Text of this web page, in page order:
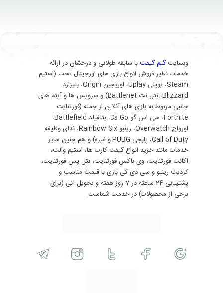
وبسایت گیم گیفتبا سابقه طولانی و درخشان در ارائه
خدمات نظیر فروش انواع بازی های اورجینال تحت (استیم
Steam، یوپلی Uplay، اوریجین Origin، بلیزارد
Blizzard، بتل نت Battlenet) و سرویس ها و آیتم های
جانبی مربوط به بازی های آنلاین از جمله (فورتنایت
Fortnite، سی اس گو Cs Go، بتلفیلد Battlefield،
اورواچ Overwatch، رینبو Rainbow Six، ندای وظیفه
Call of Duty، پابجی PUBG و غیره) و هم چنین سایر
خدمات مانند خرید انواع گیفت کارت ها، استیم والت،
اکانت فورتنایت، وی باکس فورتنایت، بتل پس فورتنایت،
کردیت رینبو و سی دی کی بازی با قیمت مناسب و
پشتیبانی 24 ساعته در 7 روز هفته و تحویل آنی (برای
برخی از محصولات) در خدمت شماست.